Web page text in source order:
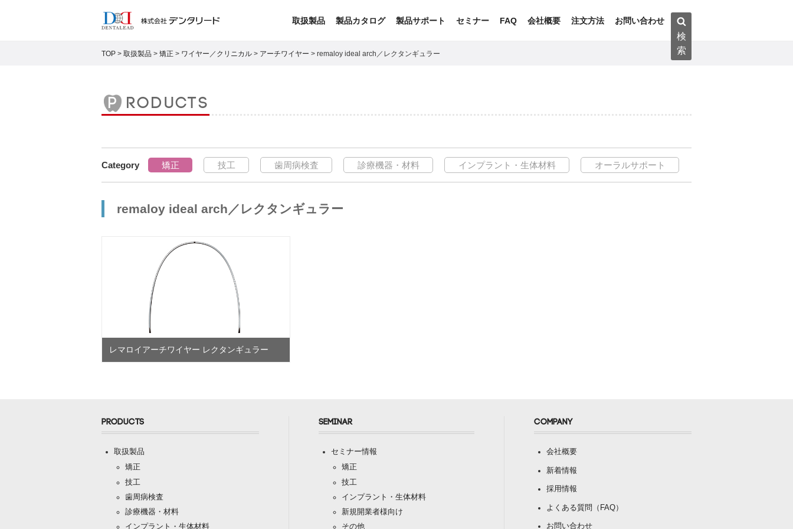
取扱製品 製品カタログ 製品サポート セミナー FAQ 会社概要 注文方法 お問い合わせ
検
索:
検
索
TOP > 取扱製品 > 矯正 > ワイヤー／クリニカル > アーチワイヤー > remaloy ideal arch／レクタンギュラー
products
矯正 技工 歯周病検査 診療機器・材料 インプラント・生体材料 オーラルサポート
remaloy ideal arch／レクタンギュラー
レマロイアーチワイヤー レクタンギュラー
PRODUCTS
取扱製品
矯正
技工
歯周病検査
診療機器・材料
インプラント・生体材料
SEMINAR
セミナー情報
矯正
技工
インプラント・生体材料
新規開業者様向け
その他
COMPANY
会社概要
新着情報
採用情報
よくある質問（FAQ）
お問い合わせ